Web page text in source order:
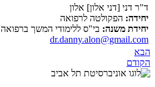
ד"ר דני [דני אלון] אלון
יחידה: הפקולטה לרפואה
יחידת משנה: בי"ס ללימודי המשך ברפואה
dr.danny.alon@gmail.com
הבא
הקודם